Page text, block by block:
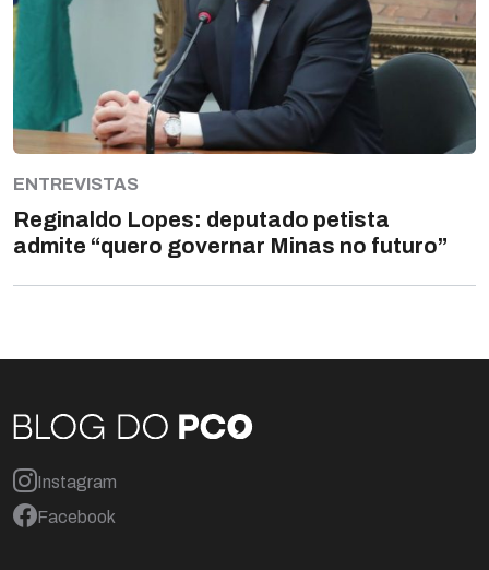
ENTREVISTAS
Reginaldo Lopes: deputado petista
admite “quero governar Minas no futuro”
Instagram
Facebook